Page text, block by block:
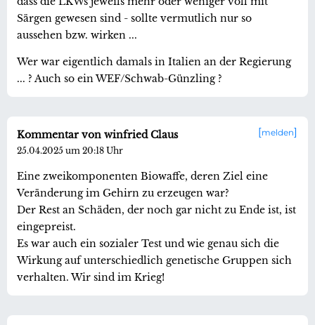
Särgen gewesen sind - sollte vermutlich nur so
aussehen bzw. wirken ...
Wer war eigentlich damals in Italien an der Regierung
... ? Auch so ein WEF/Schwab-Günzling ?
melden
Kommentar von winfried Claus
25.04.2025 um 20:18 Uhr
Eine zweikomponenten Biowaffe, deren Ziel eine
Veränderung im Gehirn zu erzeugen war?
Der Rest an Schäden, der noch gar nicht zu Ende ist, ist
eingepreist.
Es war auch ein sozialer Test und wie genau sich die
Wirkung auf unterschiedlich genetische Gruppen sich
verhalten. Wir sind im Krieg!